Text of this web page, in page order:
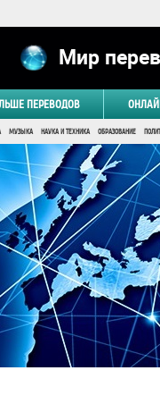
Мир
ПЕРЕВОДОВ
МУЗЫКА НАУКА И ТЕХНИКА ОБРАЗОВАНИЕ